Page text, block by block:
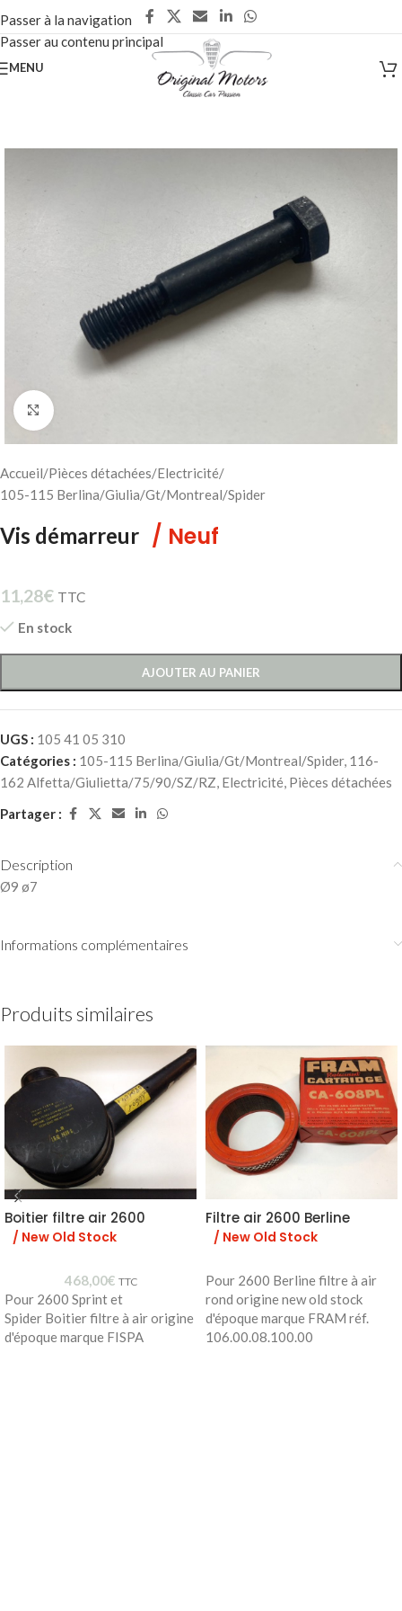
Passer à la navigation
Passer au contenu principal
MENU
Cliquez pour agrandir
Accueil/Pièces détachées/Electricité/
105-115 Berlina/Giulia/Gt/Montreal/Spider
Vis démarreur / Neuf
11,28€ TTC
En stock
AJOUTER AU PANIER
UGS : 105 41 05 310
Catégories : 105-115 Berlina/Giulia/Gt/Montreal/Spider, 116-
162 Alfetta/Giulietta/75/90/SZ/RZ Electricité Pièces détachées
Partager :
Description
Ø9 ø7
Informations complémentaires
Produits similaires
Boitier filtre air 2600
/ New Old Stock
468,00€ TTC
Pour 2600 Sprint et
Spider Boitier filtre à air origine
d'époque marque FISPA
Filtre air 2600 Berline
/ New Old Stock
Pour 2600 Berline filtre à air
rond origine new old stock
d'époque marque FRAM réf.
106.00.08.100.00